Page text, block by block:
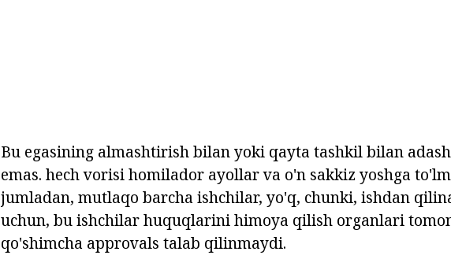
Bu egasining almashtirish bilan yoki qayta tashkil bilan
emas. hech vorisi homilador ayollar va o'n sakkiz yoshga
jumladan, mutlaqo barcha ishchilar, yo'q, chunki, ishdan
uchun, bu ishchilar huquqlarini himoya qilish organlari
qo'shimcha approvals talab qilinmaydi.